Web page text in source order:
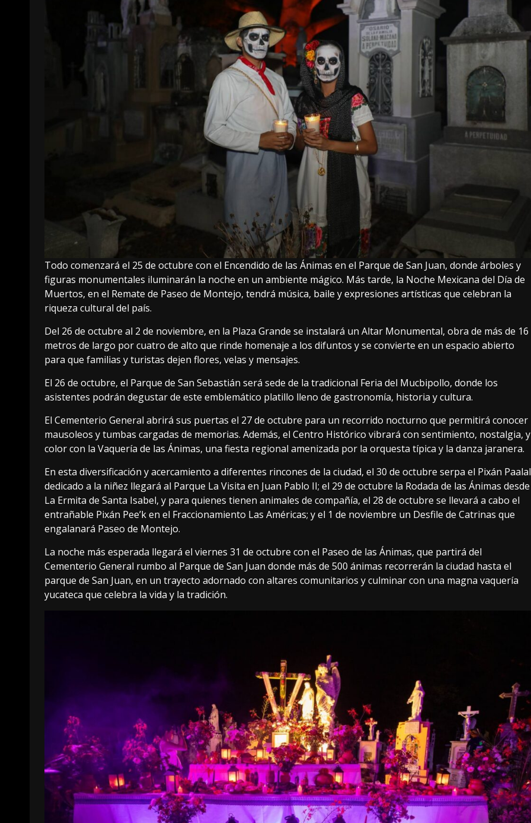
Todo comenzará el 25 de octubre con el Encendido de las Ánimas en el Parque de San Juan, donde árboles y
figuras monumentales iluminarán la noche en un ambiente mágico. Más tarde, la Noche Mexicana del Día de
Muertos, en el Remate de Paseo de Montejo, tendrá música, baile y expresiones artísticas que celebran la
riqueza cultural del país.
Del 26 de octubre al 2 de noviembre, en la Plaza Grande se instalará un Altar Monumental, obra de más de 16
metros de largo por cuatro de alto que rinde homenaje a los difuntos y se convierte en un espacio abierto
para que familias y turistas dejen flores, velas y mensajes.
El 26 de octubre, el Parque de San Sebastián será sede de la tradicional Feria del Mucbipollo, donde los
asistentes podrán degustar de este emblemático platillo lleno de gastronomía, historia y cultura.
El Cementerio General abrirá sus puertas el 27 de octubre para un recorrido nocturno que permitirá conocer
mausoleos y tumbas cargadas de memorias. Además, el Centro Histórico vibrará con sentimiento, nostalgia, y
color con la Vaquería de las Ánimas, una fiesta regional amenizada por la orquesta típica y la danza jaranera.
En esta diversificación y acercamiento a diferentes rincones de la ciudad, el 30 de octubre serpa el Pixán Paalal
dedicado a la niñez llegará al Parque La Visita en Juan Pablo II; el 29 de octubre la Rodada de las Ánimas desde
La Ermita de Santa Isabel, y para quienes tienen animales de compañía, el 28 de octubre se llevará a cabo el
entrañable Pixán Pee’k en el Fraccionamiento Las Américas; y el 1 de noviembre un Desfile de Catrinas que
engalanará Paseo de Montejo.
La noche más esperada llegará el viernes 31 de octubre con el Paseo de las Ánimas, que partirá del
Cementerio General rumbo al Parque de San Juan donde más de 500 ánimas recorrerán la ciudad hasta el
parque de San Juan, en un trayecto adornado con altares comunitarios y culminar con una magna vaquería
yucateca que celebra la vida y la tradición.